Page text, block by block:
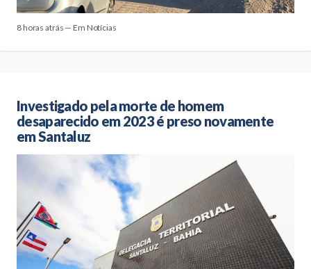
8 horas atrás — Em Notícias
Investigado pela morte de homem
desaparecido em 2023 é preso novamente
em Santaluz